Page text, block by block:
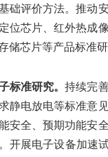
础评价方法。推动
位芯片、红外热成
储芯片等产品标准
标准研究。持续完
静电放电等标准意
安全、预期功能安
开展电子设备加速